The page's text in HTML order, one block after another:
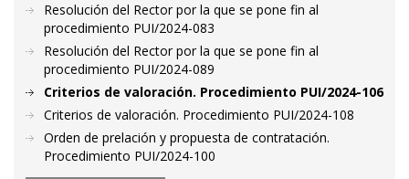
Resolución del Rector por la que se pone fin al
procedimiento PUI/2024-083
Resolución del Rector por la que se pone fin al
procedimiento PUI/2024-089
Criterios de valoración. Procedimiento PUI/2024-106
Criterios de valoración. Procedimiento PUI/2024-108
Orden de prelación y propuesta de contratación.
Procedimiento PUI/2024-100